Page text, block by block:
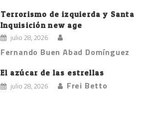
Terrorismo de izquierda y Santa
Inquisición new age
julio 28, 2026
Fernando Buen Abad Domínguez
El azúcar de las estrellas
julio 28, 2026 Frei Betto